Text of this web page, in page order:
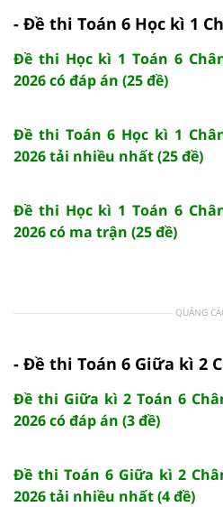
- Đề thi Toán 6 Học kì 1
Đề thi Học kì 1 Toán 6
2026 có đáp án (25 đề)
Đề thi Toán 6 Học kì 1
2026 tải nhiều nhất (25 đề)
Đề thi Học kì 1 Toán 6
2026 có ma trận (25 đề)
QUẢNG
- Đề thi Toán 6 Giữa kì 2
Đề thi Giữa kì 2 Toán 6
2026 có đáp án (3 đề)
Đề thi Toán 6 Giữa kì 2
2026 tải nhiều nhất (4 đề)